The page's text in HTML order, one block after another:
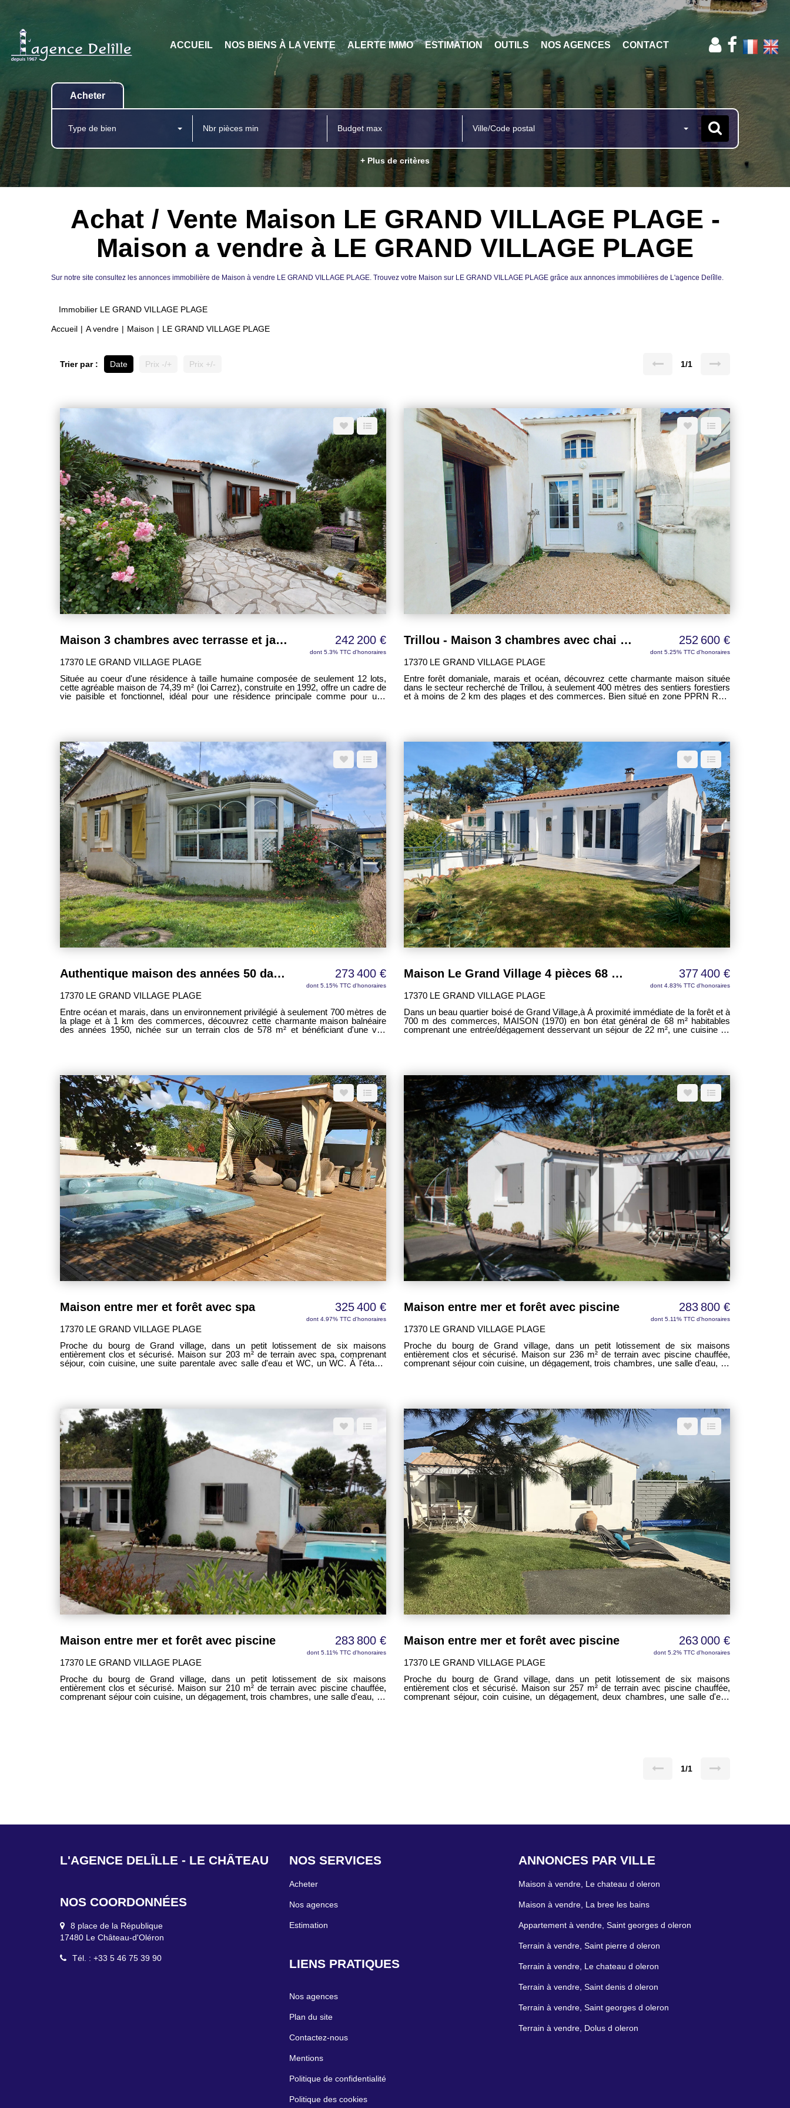
ACCUEIL NOS BIENS À LA VENTE ALERTE IMMO ESTIMATION OUTILS NOS AGENCES CONTACT
Acheter
Type de bien Ville/Code postal
+ Plus de critères
Achat / Vente Maison LE GRAND VILLAGE PLAGE -
Maison a vendre à LE GRAND VILLAGE PLAGE
Sur notre site consultez les annonces immobilière de Maison à vendre LE GRAND VILLAGE PLAGE. Trouvez votre Maison sur LE GRAND VILLAGE PLAGE grâce aux annonces immobilières de L'agence Delîlle.
Immobilier LE GRAND VILLAGE PLAGE
Accueil A vendre Maison LE GRAND VILLAGE PLAGE
Trier par : Date Prix -/+ Prix +/- 1/1
Maison 3 chambres avec terrasse et jardin clos - Résidence calme à faibles charges 242 200 €
dont 5.3% TTC d'honoraires
17370 LE GRAND VILLAGE PLAGE
Située au coeur d'une résidence à taille humaine composée de seulement 12 lots,
cette agréable maison de 74,39 m² (loi Carrez), construite en 1992, offre un cadre de
vie paisible et fonctionnel, idéal pour une résidence principale comme pour une
compose de deux chambres d'environ 9 m² chacune ainsi que d'une chambre
cabine, parfaite pour accueillir des enfants, créer un bureau ou aménager un espace
d'appoint selon vos besoins. Une salle d'eau fonctionnelle et un WC indépendant
complètent l'ensemble. À l'extérieur, vous profiterez d'une agréable terrasse, idéale
pour les repas en plein air et les journées ensoleillées. Le jardin clos constitue un
véritable atout, offrant un espace sécurisé pour les enfants ou les animaux de
compagnie, ainsi qu'un cadre verdoyant pour vos moments de détente. Un cabanon
de jardin vient compléter les prestations et permet de disposer d'un espace de
rangement supplémentaire pour le matériel de jardinage, les vélos ou le mobilier
d'extérieur. Cette maison séduit par son environnement calme, sa distribution
optimisée et son potentiel. Les faibles charges de copropriété, de seulement 80 € par
an, représentent un avantage appréciable pour maîtriser votre budget. Que vous
soyez à la recherche de votre future résidence principale ou d'un pied-à-terre, ce bien
réunit de nombreux atouts. À découvrir sans tarder !
Trillou - Maison 3 chambres avec chai en pierres entre forêt et marais 252 600 €
dont 5.25% TTC d'honoraires
17370 LE GRAND VILLAGE PLAGE
Entre forêt domaniale, marais et océan, découvrez cette charmante maison située
dans le secteur recherché de Trillou, à seulement 400 mètres des sentiers forestiers
et à moins de 2 km des plages et des commerces. Bien situé en zone PPRN Rs3,
espace convivial ainsi qu'un cellier et un WC indépendant. Le rez-de-chaussée
comprend également une chambre de 10 m² avec placards et une salle d'eau avec
supplémentaires de 8 m² et 9,80 m² et offre un espace modulable selon vos besoins :
salon de lecture, bureau ou couchages d'appoint. À l'extérieur, une agréable cour
privative permet de profiter pleinement des beaux jours en toute simplicité. Un chai
en pierres d'environ 31 m² complète l'ensemble et constitue un véritable atout pour le
rangement des vélos, du matériel nautique ou l'aménagement d'un atelier. Une
maison pleine de charme, idéale en résidence principale comme en pied-à-terre sur
l'île d'Oléron.
Authentique maison des années 50 dans un environnement d'exception 273 400 €
dont 5.15% TTC d'honoraires
17370 LE GRAND VILLAGE PLAGE
Entre océan et marais, dans un environnement privilégié à seulement 700 mètres de
la plage et à 1 km des commerces, découvrez cette charmante maison balnéaire
des années 1950, nichée sur un terrain clos de 578 m² et bénéficiant d'une vue
convivial pour partager les repas en famille ou entre amis. Dans son prolongement,
une agréable véranda aménagée en salon de 18 m² profite pleinement de la
luminosité naturelle et permet d'admirer le panorama sur les marais tout au long de
l'année. Cet espace de vie chaleureux constitue sans aucun doute l'un des atouts
majeurs de la propriété. La partie nuit comprend deux chambres d'environ 10 m²
chacune, une salle d'eau ainsi que deux WC, offrant un confort appréciable au
quotidien. Le chauffage par pompe à chaleur assure une consommation énergétique
maîtrisée et un confort optimal en toute saison. À l'extérieur, les prestations
complètent harmonieusement l'ensemble. Une chambre d'appoint indépendante de
20 m², équipée de sa propre salle d'eau et de son WC, permet d'accueillir famille et
amis en toute autonomie. Son chauffage par pompe à chaleur réversible garantit un
confort été comme hiver. Les dépendances apportent également de nombreuses
possibilités avec un atelier pour les bricoleurs ou le rangement du matériel de loisirs,
ainsi qu'un abri voiture pratique au quotidien. Les beaux jours se savoureront
pleinement grâce à la terrasse agrémentée d'une cuisine d'été, parfaite pour les
repas en extérieur et les soirées conviviales dans un cadre naturel préservé. Une
propriété rare sur le secteur, idéale pour une résidence principale, une maison de
vacances ou un pied-à-terre en bord de mer, où la proximité de l'océan, la vue
dégagée sur les marais et le charme authentique des lieux créent une atmosphère
unique. À découvrir sans tarder !
Maison Le Grand Village 4 pièces 68 m² + sous-sol 377 400 €
dont 4.83% TTC d'honoraires
17370 LE GRAND VILLAGE PLAGE
Dans un beau quartier boisé de Grand Village,à À proximité immédiate de la forêt et à
700 m des commerces, MAISON (1970) en bon état général de 68 m² habitables
comprenant une entrée/dégagement desservant un séjour de 22 m², une cuisine de
Maison entre mer et forêt avec spa 325 400 €
dont 4.97% TTC d'honoraires
17370 LE GRAND VILLAGE PLAGE
Proche du bourg de Grand village, dans un petit lotissement de six maisons
entièrement clos et sécurisé. Maison sur 203 m² de terrain avec spa, comprenant
séjour, coin cuisine, une suite parentale avec salle d'eau et WC, un WC. À l'étage,
Maison entre mer et forêt avec piscine 283 800 €
dont 5.11% TTC d'honoraires
17370 LE GRAND VILLAGE PLAGE
Proche du bourg de Grand village, dans un petit lotissement de six maisons
entièrement clos et sécurisé. Maison sur 236 m² de terrain avec piscine chauffée,
comprenant séjour coin cuisine, un dégagement, trois chambres, une salle d'eau, un
Maison entre mer et forêt avec piscine 283 800 €
dont 5.11% TTC d'honoraires
17370 LE GRAND VILLAGE PLAGE
Proche du bourg de Grand village, dans un petit lotissement de six maisons
entièrement clos et sécurisé. Maison sur 210 m² de terrain avec piscine chauffée,
comprenant séjour coin cuisine, un dégagement, trois chambres, une salle d'eau, un
Maison entre mer et forêt avec piscine 263 000 €
dont 5.2% TTC d'honoraires
17370 LE GRAND VILLAGE PLAGE
Proche du bourg de Grand village, dans un petit lotissement de six maisons
entièrement clos et sécurisé. Maison sur 257 m² de terrain avec piscine chauffée,
comprenant séjour, coin cuisine, un dégagement, deux chambres, une salle d'eau
1/1
L'AGENCE DELÎLLE - SAINT-DENIS
NOS COORDONNÉES
2 Canton de l'Ormeau
17650 Saint-Denis-d'Oléron
Tél. : +33 5 46 47 92 49
NOS SERVICES
Acheter
Nos agences
Estimation
LIENS PRATIQUES
Nos agences
Plan du site
Contactez-nous
Mentions
Politique de confidentialité
Politique des cookies
ANNONCES PAR VILLE
Maison à vendre, Le chateau d oleron
Maison à vendre, La bree les bains
Appartement à vendre, Saint georges d oleron
Terrain à vendre, Saint pierre d oleron
Terrain à vendre, Le chateau d oleron
Terrain à vendre, Saint denis d oleron
Terrain à vendre, Saint georges d oleron
Terrain à vendre, Dolus d oleron